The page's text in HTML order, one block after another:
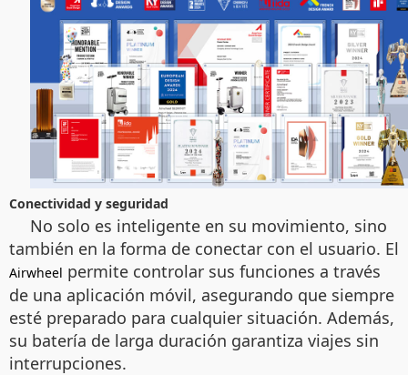
Conectividad y seguridad
No solo es inteligente en su movimiento, sino
también en la forma de conectar con el usuario. El
Airwheel permite controlar sus funciones a través
de una aplicación móvil, asegurando que siempre
esté preparado para cualquier situación. Además,
su batería de larga duración garantiza viajes sin
interrupciones.